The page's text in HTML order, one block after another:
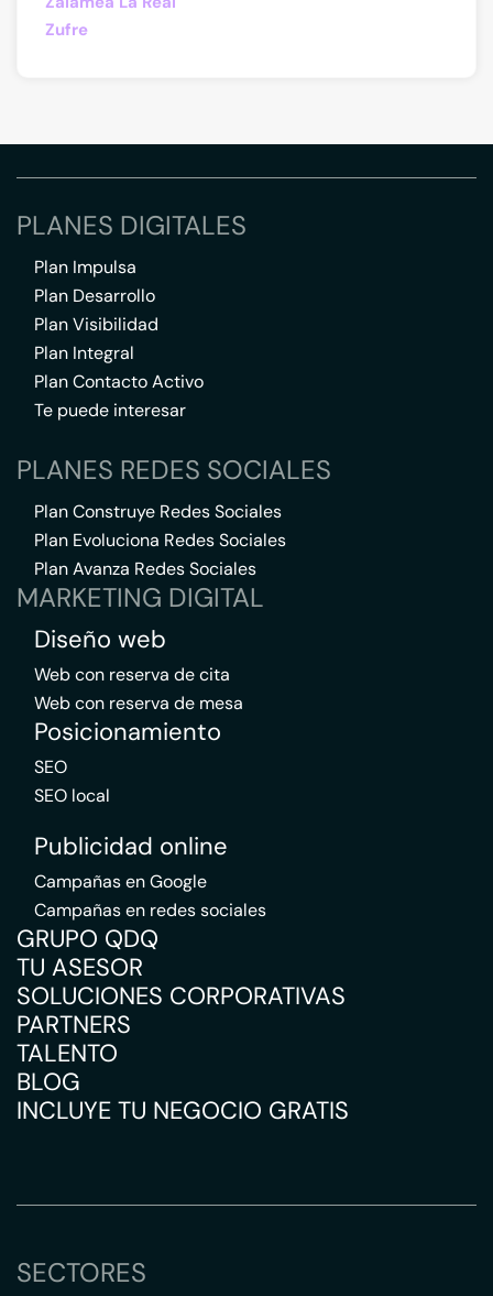
Zufre
PLANES DIGITALES
Plan Impulsa
Plan Desarrollo
Plan Visibilidad
Plan Integral
Plan Contacto Activo
Te puede interesar
PLANES REDES SOCIALES
Plan Construye Redes Sociales
Plan Evoluciona Redes Sociales
Plan Avanza Redes Sociales
MARKETING DIGITAL
Diseño web
Web con reserva de cita
Web con reserva de mesa
Posicionamiento
SEO
SEO local
Publicidad online
Campañas en Google
Campañas en redes sociales
GRUPO QDQ
TU ASESOR
SOLUCIONES CORPORATIVAS
PARTNERS
TALENTO
BLOG
INCLUYE TU NEGOCIO GRATIS
SECTORES